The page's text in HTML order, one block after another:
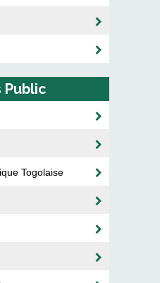
Public
Togolaise